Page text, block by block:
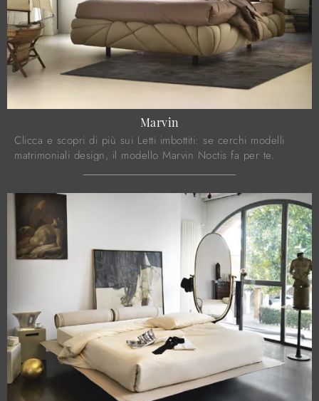
Marvin
Clicca e scopri di più sui Letti imbottiti: se cerchi modelli
matrimoniali design, il modello Marvin Noctis fa per te.